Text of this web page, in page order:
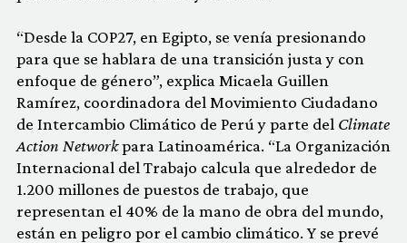
“Desde la COP27, en Egipto, se venía presionando
para que se hablara de una transición justa y con
enfoque de género”, explica Micaela Guillen
Ramírez, coordinadora del Movimiento Ciudadano
de Intercambio Climático de Perú y parte del Climate
Action Networkpara Latinoamérica. “La Organización
Internacional del Trabajo calcula que alrededor de
1.200 millones de puestos de trabajo, que
representan el 40% de la mano de obra del mundo,
están en peligro por el cambio climático. Y se prevé